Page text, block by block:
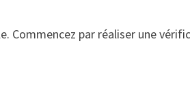
Commencez par réaliser une